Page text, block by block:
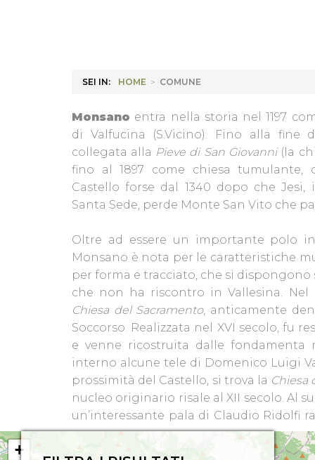
SEI IN: HOME > COMUNE
Monsano entra nella storia nel 1197
di Valfucina (S.Vicino). Fino alla fine
collegata alla Pieve di San Giovanni(la
fino al 1897 come chiesa tumulante,
Castello forse dal 1340 dopo che
Santa Sede, perde Monte San Vito che
Oltre ad essere un importante polo
Monsano è nota per le caratteristiche
per forma e tracciato, che si
che non ha riscontro in Vallesina.
Chiesa del Sacramento, anticamente
Soccorso. Realizzata nel XVI secolo, fu
e venne ricostruita dalle fondamenta
interno alcune tele di Domenico Luigi
prossimità del Castello, si trova la Chiesa
nucleo originario risale al XII secolo. Al
un’interessante pala di Claudio Ridolfi
+